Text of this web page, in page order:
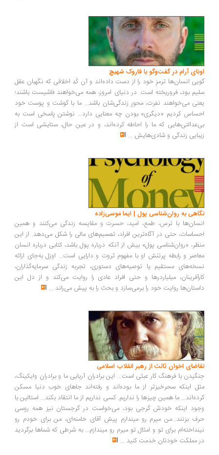
آرام در گفت‌وگو با فاروک شهیچ‭
انسان‌ها ترمزِ خود را از دست داده‌اند و آن کُدِ اخلاقی که نگهبان عقل
بود، فروریخته است. در دنیای امروز، همه می‌خواهند فاشیست باشند؛
می‌خواهند نفرت، محورِ زندگی‌شان باشد... ما با گوشت و پوست خود
کردیم «دیگری» بودن چه معنایی دارد... نوشتن پاسخی است به
که ما را احاطه کرده‌اند، و در عین حال، ستایشی است از
زندگی و شادی‌هایش...
به روان‌شناسی پول | ایما موسی‌زاده
با ترس، طمع، امید، حسرت و مقایسه زندگی می‌کنند و همین
حتی در آگاه‌ترین افراد، تصمیم‌های مالی را شکل می‌دهد. از این
«روان‌شناسی پول» بیش از آنکه درباره پول باشد، کتابی درباره انسان
و رابطه پرتنش او با مفهوم ثروت و دارایی است... اوزل به‌جای ارائه
مستقیم یا توصیه‌های دستوری، تجربه زندگی سرمایه‌گذاران،
میلیاردرها و حتی افراد عادی را روایت می‌کند و از دل این
روایت خود را برمی‌سازد و بحث را به پیش می‌راند ...
اخوان ثالث از رهبر انقلاب اسلامی
با فرهنگ کار عبثی است... این برادران آریایی ما و برادران وایکینگ،
اینکه سحرخیزتر از ما بوده‌اند و رفته‌اند جاهای خوب دنیا مسکن
ما همین چیزها را نداریم. کسی نداریم از ما انتقاد بکند... استالین با
اینکه خودش گرجی بود، می‌خواست در گرجستان نیز همه روسی
بزنند...من میرم رو میندازم پیش آقای خامنه‌ای، من برای خودم رو
برای تو و امثال تو میرم رو میندازم... به شرطی که شماها برگردید
مملکت خودتان خدمت کنید...